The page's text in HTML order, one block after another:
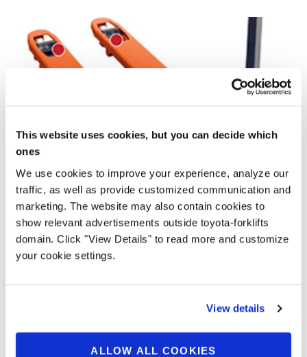
This website uses cookies, but you can decide which
ones
We use cookies to improve your experience, analyze our
traffic, as well as provide customized communication and
marketing. The website may also contain cookies to
show relevant advertisements outside toyota-forklifts
domain. Click "View Details" to read more and customize
your cookie settings.
View details
ALLOW ALL COOKIES
12 grease points